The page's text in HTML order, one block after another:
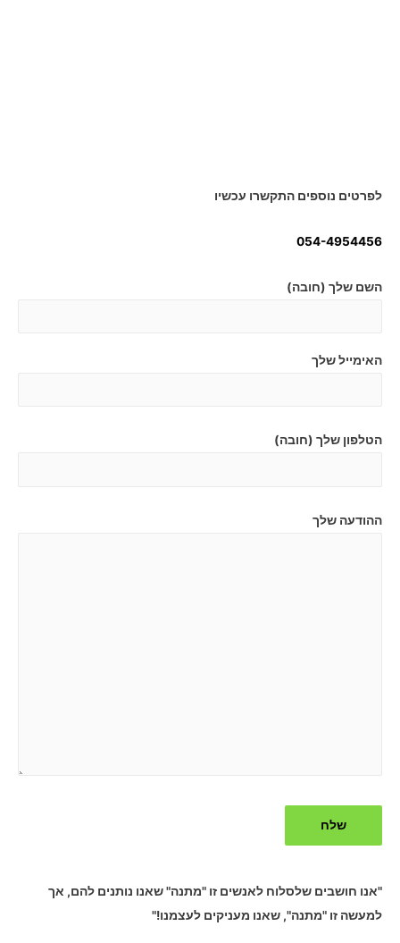
לפרטים נוספים התקשרו עכשיו
054-4954456
השם שלך (חובה)
האימייל שלך
הטלפון שלך (חובה)
ההודעה שלך
"אנו חושבים שלסלוח לאנשים זו "מתנה" שאנו נותנים להם, אך
למעשה זו "מתנה", שאנו מעניקים לעצמנו!"